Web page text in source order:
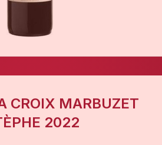
CROIX MARBUZET
2022